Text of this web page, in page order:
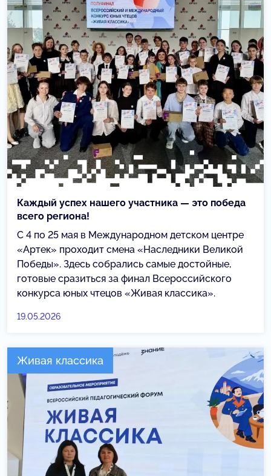
Каждый успех нашего участника — это победа
всего региона!
С 4 по 25 мая в Международном детском центре
«Артек» проходит смена «Наследники Великой
Победы». Здесь собрались самые достойные,
готовые сразиться за финал Всероссийского
конкурса юных чтецов «Живая классика».
19.05.2026
Живая классика